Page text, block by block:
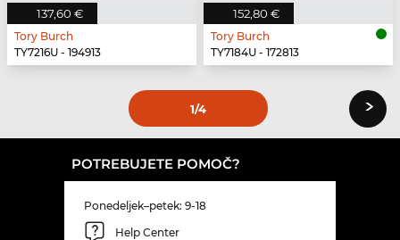
137,60 €
Tory Burch
TY7216U - 194913
152,80 €
Tory Burch
TY7184U - 172813
1/4 ›
POTREBUJETE POMOČ?
Ponedeljek–petek: 9-18
Help Center